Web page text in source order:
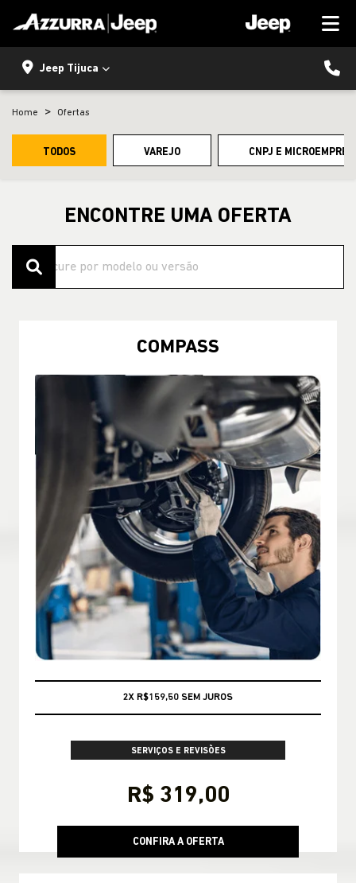
Jeep Tijuca
Home Ofertas
TODOS VAREJO CNPJ E
ENCONTRE UMA OFERTA
COMPASS
CONSULTE CONDIÇÕES
SERVIÇOS E REVISÕES
R$ 319,00
CONFIRA A OFERTA